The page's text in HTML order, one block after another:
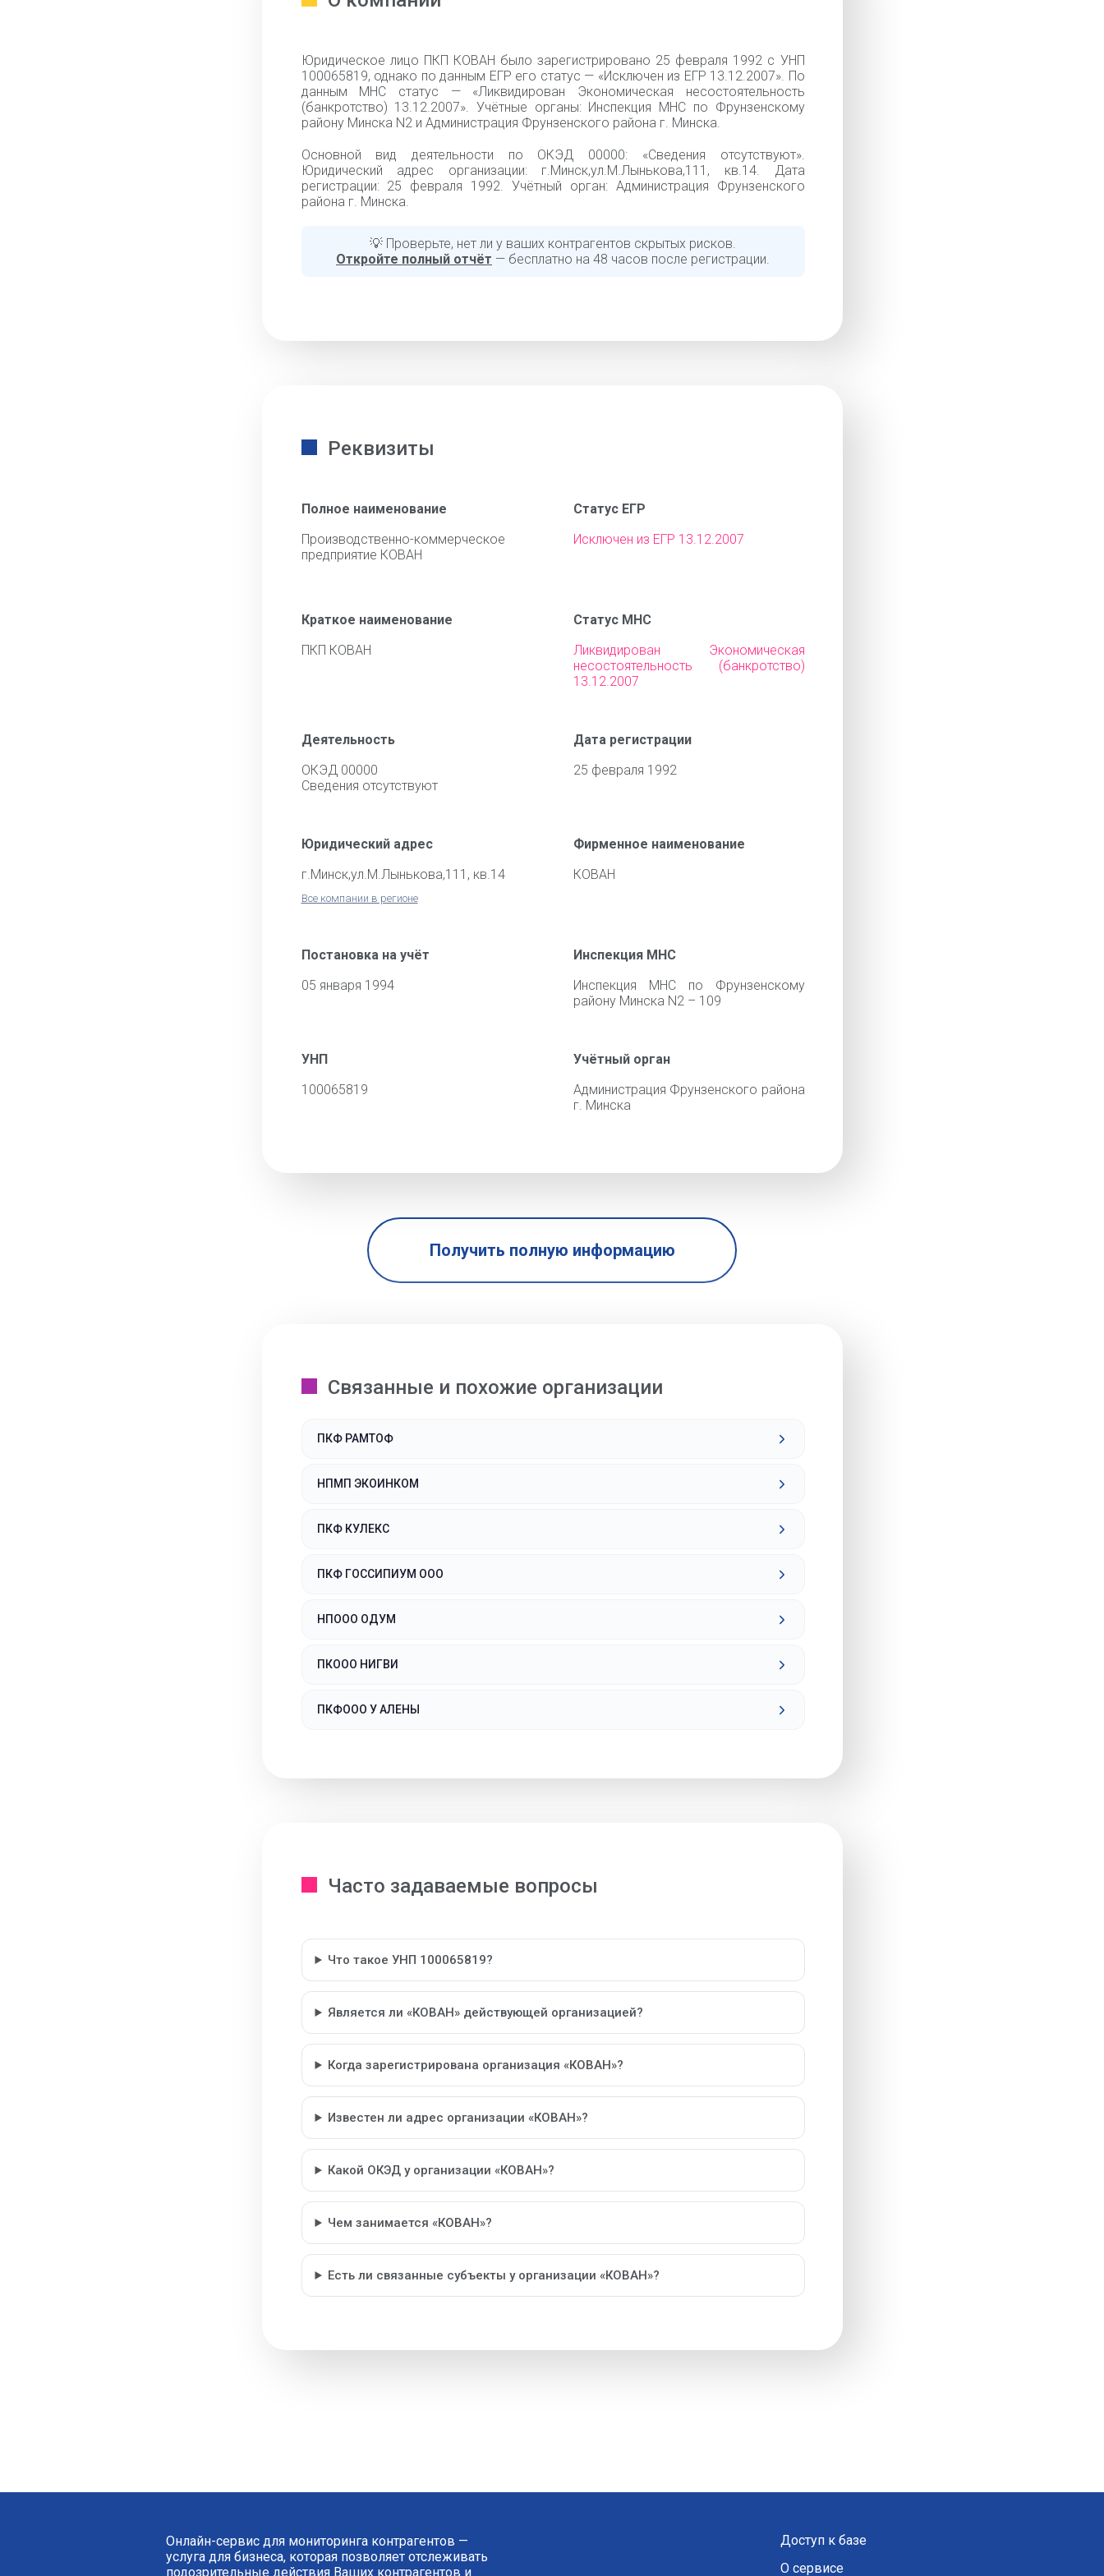
Юридическое лицо ПКП КОВАН было зарегистрировано 25 февраля 1992 с УНП
100065819, однако по данным ЕГР его статус — «Исключен из ЕГР 13.12.2007». По
данным МНС статус — «Ликвидирован Экономическая несостоятельность
(банкротство) 13.12.2007». Учётные органы: Инспекция МНС по Фрунзенскому
району Минска N2 и Администрация Фрунзенского района г. Минска.
Основной вид деятельности по ОКЭД 00000: «Cведения отсутствуют».
Юридический адрес организации: г.Минск,ул.М.Лынькова,111, кв.14. Дата
регистрации: 25 февраля 1992. Учётный орган: Администрация Фрунзенского
района г. Минска.
💡 Проверьте, нет ли у ваших контрагентов скрытых рисков.
Откройте полный отчёт — бесплатно на 48 часов после регистрации.
Реквизиты
Полное наименование
Производственно-коммерческое
предприятие КОВАН
Статус ЕГР
Исключен из ЕГР 13.12.2007
Краткое наименование
ПКП КОВАН
Статус МНС
Ликвидирован Экономическая
несостоятельность (банкротство)
13.12.2007
Деятельность
ОКЭД 00000
Cведения отсутствуют
Дата регистрации
25 февраля 1992
Юридический адрес
г.Минск,ул.М.Лынькова,111, кв.14
Все компании в регионе
Фирменное наименование
КОВАН
Постановка на учёт
05 января 1994
Инспекция МНС
Инспекция МНС по Фрунзенскому
району Минска N2 – 109
УНП
100065819
Учётный орган
Администрация Фрунзенского района
г. Минска
Получить полную информацию
Связанные и похожие организации
ПКФ РАМТОФ
НПМП ЭКОИНКОМ
ПКФ КУЛЕКС
ПКФ ГОССИПИУМ ООО
НПООО ОДУМ
ПКООО НИГВИ
ПКФООО У АЛЕНЫ
Часто задаваемые вопросы
Что такое УНП 100065819?
Является ли «КОВАН» действующей организацией?
Когда зарегистрирована организация «КОВАН»?
Известен ли адрес организации «КОВАН»?
Какой ОКЭД у организации «КОВАН»?
Чем занимается «КОВАН»?
Есть ли связанные субъекты у организации «КОВАН»?
Онлайн-сервис для мониторинга контрагентов —
услуга для бизнеса, которая позволяет отслеживать
подозрительные действия Ваших контрагентов и
Доступ к базе
О сервисе